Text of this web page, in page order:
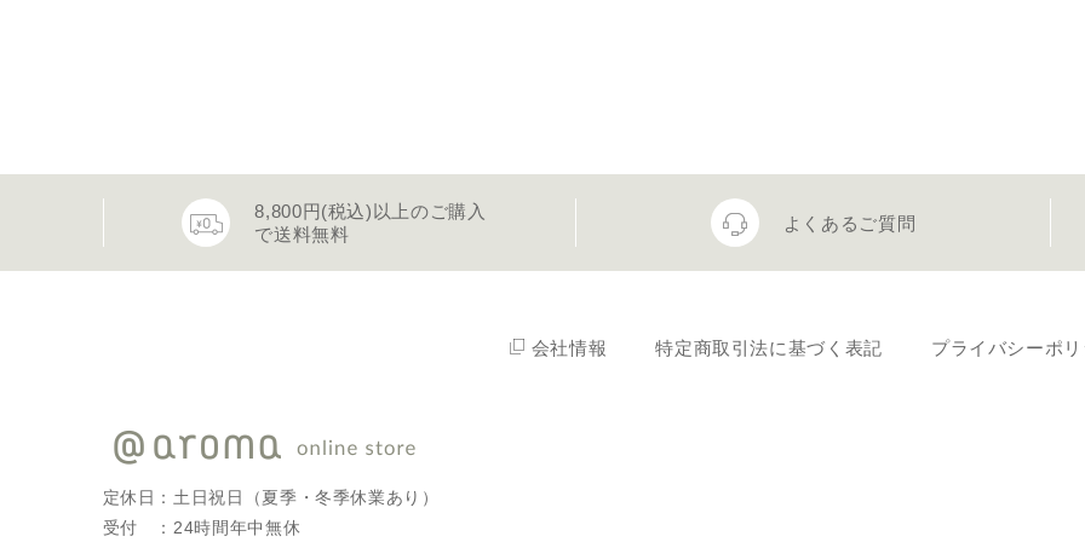
8,800円(税込)以上のご購入
で送料無料
よくあるご質問
会社情報 特定商取引法に基づく表記 プライバシーポ
定休日：土日祝日（夏季・冬季休業あり）
受付 ：24時間年中無休